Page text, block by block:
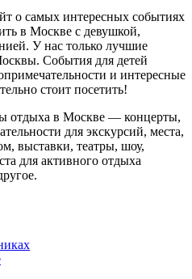
о самых интересных событиях
в Москве с девушкой,
У нас только лучшие
События для детей
и интересные
стоит посетить!
отдыха в Москве — концерты,
для экскурсий, места,
выставки, театры, шоу,
для активного отдыха